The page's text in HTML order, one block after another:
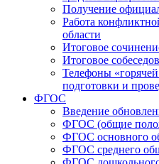
Получение
Работа
области
Итоговое
Итоговое
Телефоны
подготовки и
ФГОС
Введение
ФГОС (общие
ФГОС основного
ФГОС среднего